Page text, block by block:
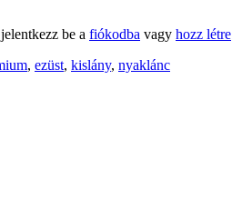
be a fiókodba vagy hozz létre
, ezüst, kislány, nyaklánc